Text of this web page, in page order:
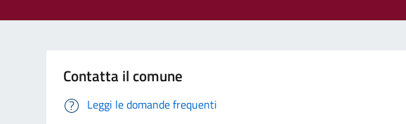
Contatta il comune
Leggi le domande frequenti